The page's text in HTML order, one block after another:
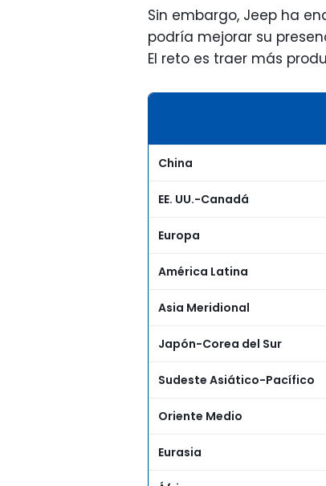
Sin embargo, Jeep ha
podría mejorar su
El reto es traer más
China
EE. UU.-Canadá
Europa
América Latina
Asia Meridional
Japón-Corea del Sur
Sudeste Asiático-Pacífico
Oriente Medio
Eurasia